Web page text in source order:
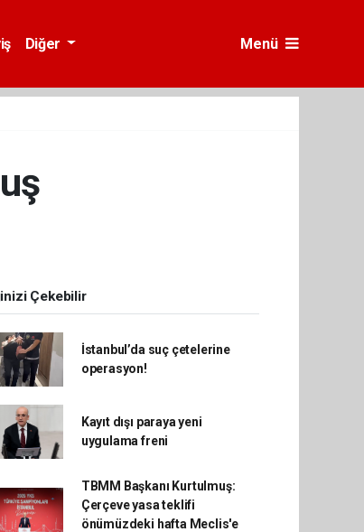
Diğer Menü
Çekebilir
İstanbul’da suç çetelerine
operasyon!
Kayıt dışı paraya yeni
uygulama freni
TBMM Başkanı Kurtulmuş:
Çerçeve yasa teklifi
önümüzdeki hafta Meclis'e